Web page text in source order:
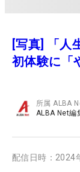
[写真] 「人
初体験に「
所属ALBA
ALBA Net編
配信日時： 2024